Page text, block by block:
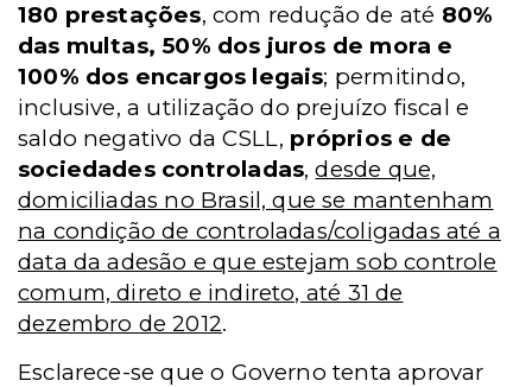
180 prestações, com redução de até 80%
das multas, 50% dos juros de mora e
100% dos encargos legais; permitindo,
inclusive, a utilização do prejuízo fiscal e
saldo negativo da CSLL, próprios e de
sociedades controladas,desde que,
domiciliadas no Brasil, que se mantenham
na condição de controladas/coligadas até a
data da adesão e que estejam sob controle
comum, direto e indireto, até 31 de
dezembro de 2012.
Esclarece-se que o Governo tenta aprovar